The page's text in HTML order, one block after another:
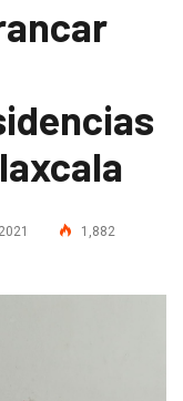
1,882